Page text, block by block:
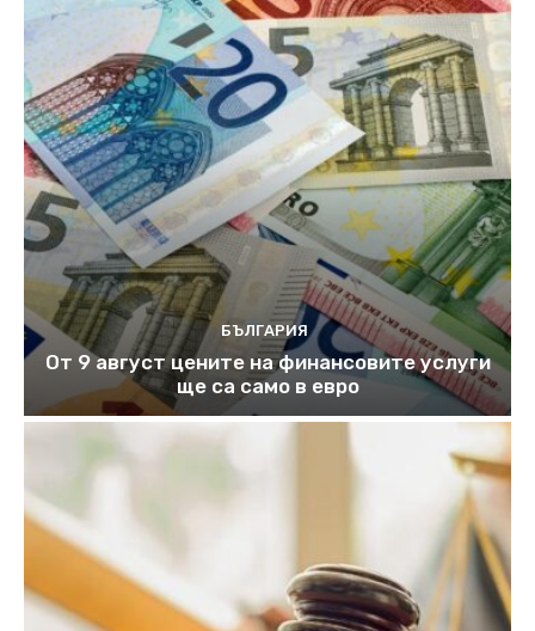
БЪЛГАРИЯ
От 9 август цените на финансовите услуги
ще са само в евро